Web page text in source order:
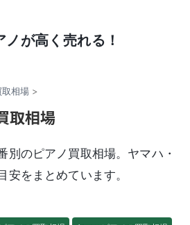
ノが高く売れる！
相場 >
取相場
別のピアノ買取相場。ヤマハ・
安をまとめています。